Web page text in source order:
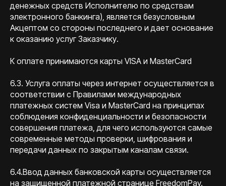
денежных средств Исполнителю по средствам
электронного банкинга), является безусловным
Акцептом со стороны последнего и дает основание
к оказанию услуг Заказчику.
К оплате принимаются карты VISA и MasterCard
6.3. Услуга оплаты через интернет осуществляется в
соответствии с Правилами международных
платежных систем Visa и MasterCard на принципах
соблюдения конфиденциальности и безопасности
совершения платежа, для чего используются самые
современные методы проверки, шифрования и
передачи данных по закрытым каналам связи.
6.4.Ввод данных банковской карты осуществляется
на защищенной платежной странице FreedomPay.